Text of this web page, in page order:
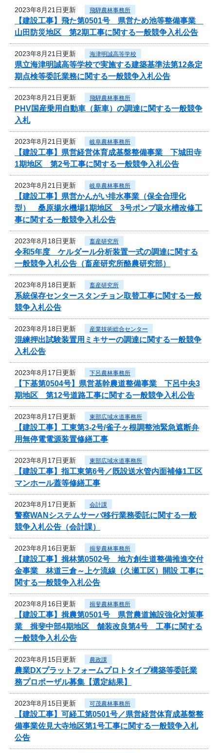
2023年8月21日更新 飛騨農林事務所
【建設工事】飛た第0501号 県営ため池等整備事業
山田防災地区 第2期工事に関する一般競争入札公告
2023年8月21日更新 海津明誠高等学校
県立海津明誠高等学校で実施する建築基準法第12条定
期点検等委託業務に関する一般競争入札公告
2023年8月21日更新 飛騨農林事務所
PHV国産乗用自動車（新車）の調達に関する一般競争
入札
2023年8月21日更新 岐阜農林事務所
【建設工事】県営経営体育成基盤整備事業 下城田寺
1期地区 第2号工事に関する一般競争入札公告
2023年8月21日更新 岐阜農林事務所
【建設工事】県営かんがい排水事業（保全合理化
型） 桑原揚水機場1期地区 3号ポンプ吸水槽改修工
事に関する一般競争入札公告
2023年8月18日更新 畜産研究所
令和5年度 ケルダール分析装置一式の調達に関する
一般競争入札公告（畜産研究所酪農研究部）
2023年8月18日更新 畜産研究所
系統保存センタースタンチョン取替工事に関する一般
競争入札公告
2023年8月18日更新 産業技術総合センター
混練押出試験装置用ミキサーの調達に関する一般競争
入札公告
2023年8月17日更新 下呂農林事務所
【下基第0504号】県営基幹農道整備事業 下呂中央3
期地区 第12号道路工事に関する一般競争入札公告
2023年8月17日更新 東部広域水道事務所
【建設工事】工東第3-2号/雀子ヶ根調整池緊急遮断弁
用無停電電源装置修繕工事
2023年8月17日更新 東部広域水道事務所
【建設工事】指工東第6号／既設送水管内面補修1工区
マンホール蓋等修繕工事
2023年8月17日更新 会計課
警察WANシステムサーバ移行業務委託に関する一般
競争入札公告（会計課）
2023年8月16日更新 揖斐農林事務所
【建設工事】揖林第0502号 地方創生道整備推進交付
金事業 林道三倉～上ケ流線（久瀬工区）開設 工事に
関する一般競争入札公告
2023年8月16日更新 揖斐農林事務所
【建設工事】揖農第0501号 県営農道施設強化対策事
業 揖斐中部4期地区 舗装改良第4号 工事に関する
一般競争入札公告
2023年8月15日更新 農政課
農業DXプラットフォームプロトタイプ構築等委託業
務プロポーザル募集【選定結果】
2023年8月15日更新 可茂農林事務所
【建設工事】可経工第0501号／県営経営体育成基盤整
備事業佐見大寺地区第1号工事に関する一般競争入札
公告